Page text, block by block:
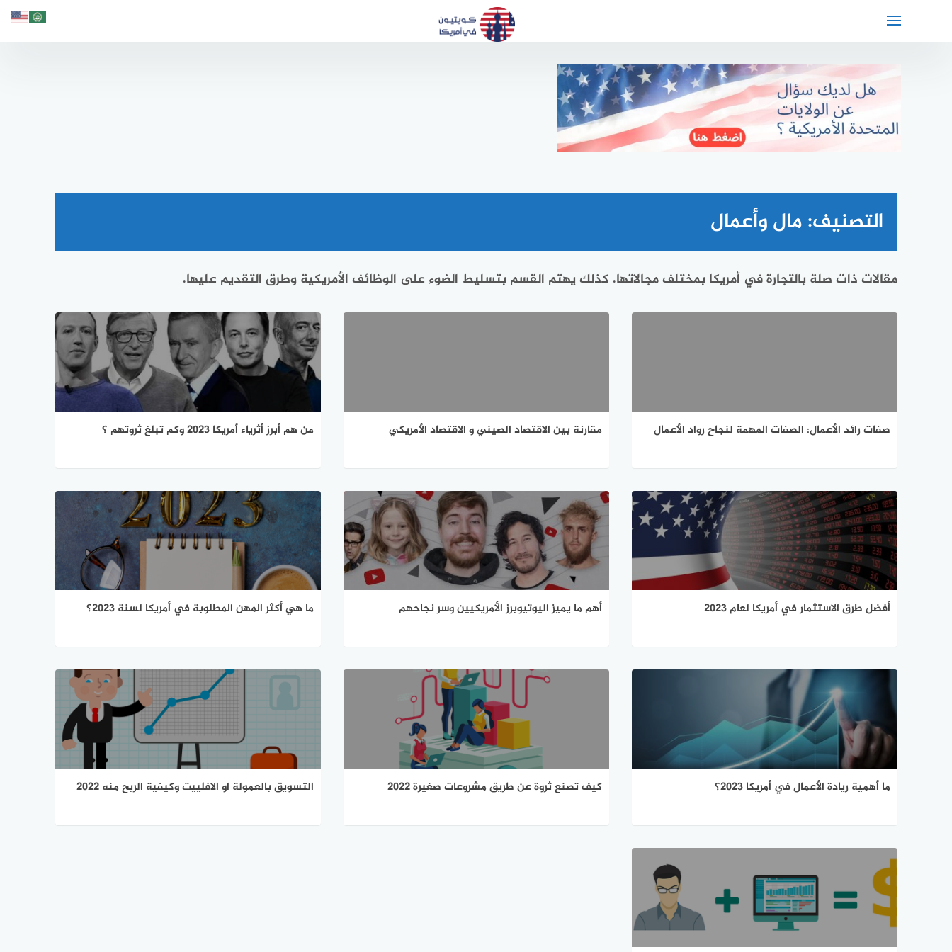
التصنيف:مال وأعمال
مقالات ذات صلة بالتجارة في أمريكا بمختلف مجالاتها. كذلك يهتم القسم بتسليط الضوء على الوظائف الأمريكية وطرق التقديم عليها.
صفات رائد الأعمال: الصفات المهمة لنجاح رواد الأعمال مقارنة بين الاقتصاد الصيني و الاقتصاد الأمريكي من هم أبرز أثرياء أمريكا 2023 وكم تبلغ ثروتهم ؟
أفضل طرق الاستثمار في أمريكا لعام 2023 أهم ما يميز اليوتيوبرز الأمريكيين وسر نجاحهم ما هي أكثر المهن المطلوبة في أمريكا لسنة 2023؟
ما أهمية ريادة الأعمال في أمريكا 2023؟ كيف تصنع ثروة عن طريق مشروعات صغيرة 2022 التسويق بالعمولة او الافلييت وكيفية الربح منه 2022